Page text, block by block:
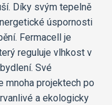
Díky svým tepelně
úspornosti
Fermacell je
reguluje vlhkost v
Své
projektech po
a ekologicky